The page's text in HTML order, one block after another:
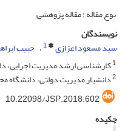
نوع مقاله : مقاله پژوهشی
نویسندگان
سید مسعود اعزازی
1 حبیب
1کارشناسی ارشد مدیریت اجرایی،
2دانشیار مدیریت دولتی، دانشگاه
10.22098/JSP.2018.602
چکیده